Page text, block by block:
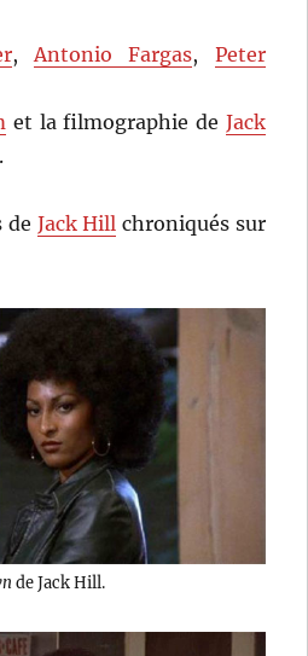
,Antonio Fargas, Peter
et la filmographie de Jack
de Jack Hill chroniqués sur
de Jack Hill.